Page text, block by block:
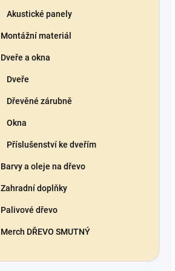
Akustické panely
Montážní materiál
Dveře a okna
Dveře
Dřevěné zárubně
Okna
Příslušenství ke dveřím
Barvy a oleje na dřevo
Zahradní doplňky
Palivové dřevo
Merch DŘEVO SMUTNÝ